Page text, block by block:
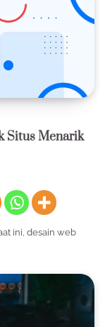
Situs Menarik
ini, desain web